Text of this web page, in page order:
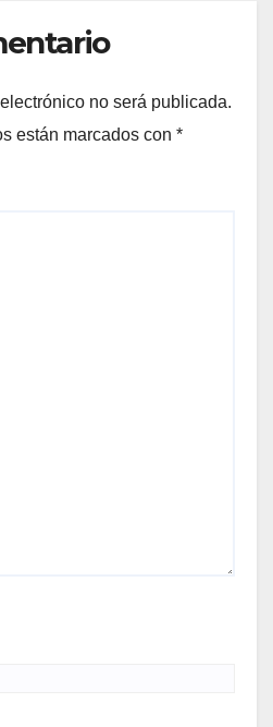
no será publicada.
están marcados con *